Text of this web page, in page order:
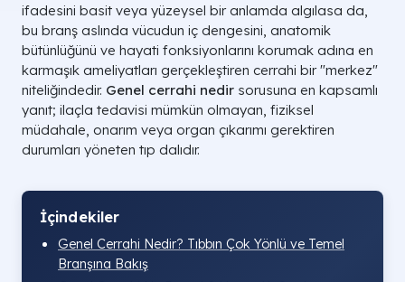
ifadesini basit veya yüzeysel bir anlamda algılasa da,
bu branş aslında vücudun iç dengesini, anatomik
bütünlüğünü ve hayati fonksiyonlarını korumak adına en
karmaşık ameliyatları gerçekleştiren cerrahi bir "merkez"
niteliğindedir. Genel cerrahi nedir sorusuna en kapsamlı
yanıt; ilaçla tedavisi mümkün olmayan, fiziksel
müdahale, onarım veya organ çıkarımı gerektiren
durumları yöneten tıp dalıdır.
İçindekiler
Genel Cerrahi Nedir? Tıbbın Çok Yönlü ve Temel
Branşına Bakış